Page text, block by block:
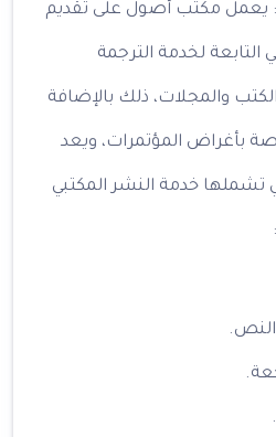
يعمل مكتب أصول على تقديم
التابعة لخدمة الترجمة
والمجلات، ذلك بالإضافة
بأغراض المؤتمرات، ويعد
تشملها خدمة النشر المكتبي